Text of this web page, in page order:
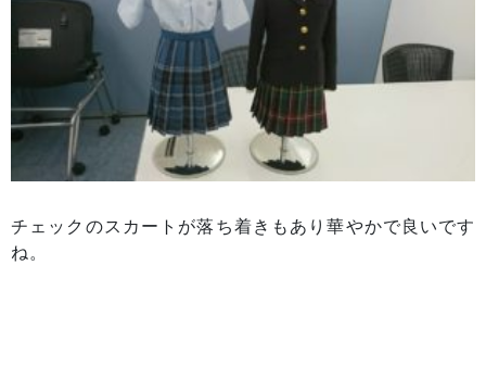
チェックのスカートが落ち着きもあり華やかで良いです
ね。